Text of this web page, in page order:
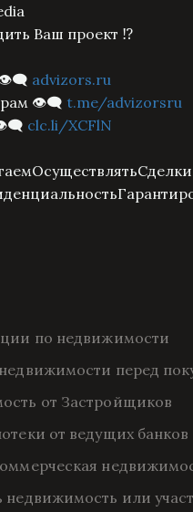
Ваш проект ⁉️
👁‍🗨 advizors.ru
👁‍🗨 t.me/advizorsru
clc.li/XCFlN
по недвижимости
перед
от Застройщиков
от ведущих банков
недвижимость или